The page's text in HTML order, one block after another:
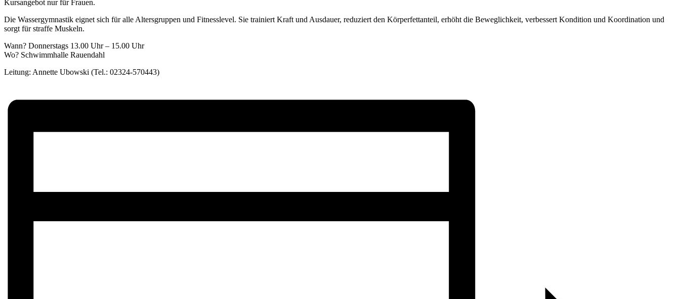
Kursangebot nur für Frauen.
Die Wassergymnastik eignet sich für alle Altersgruppen und Fitnesslevel. Sie trainiert Kraft und Ausdauer, reduziert den Körperfettanteil, erhöht die Beweglichkeit, verbessert Kondition und Koordination und
sorgt für straffe Muskeln.
Wann? Donnerstags 13.00 Uhr – 15.00 Uhr
Wo? Schwimmhalle Rauendahl
Leitung: Annette Ubowski (Tel.: 02324-570443)